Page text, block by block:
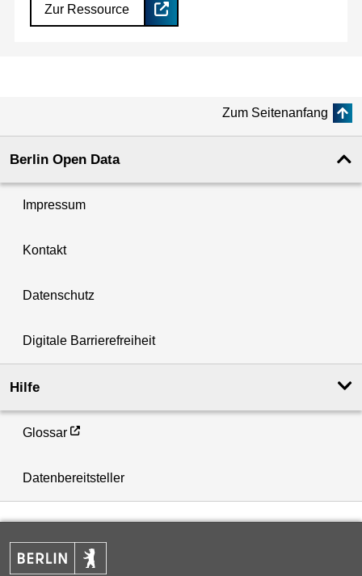
Zur Ressource
Zum Seitenanfang
Berlin Open Data
Impressum
Kontakt
Datenschutz
Digitale Barrierefreiheit
Hilfe
Glossar
Datenbereitsteller